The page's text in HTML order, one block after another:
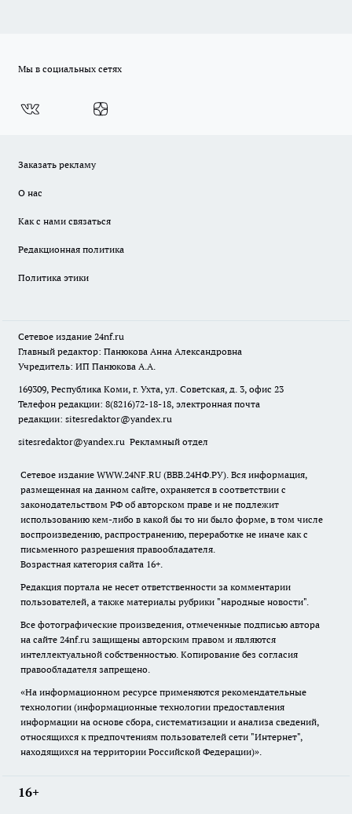
Мы в социальных сетях
Заказать рекламу
О нас
Как с нами связаться
Редакционная политика
Политика этики
Сетевое издание 24nf.ru
Главный редактор: Панюкова Анна Александровна
Учредитель: ИП Панюкова А.А.
169309, Республика Коми, г. Ухта, ул. Советская, д. 3, офис 23
Телефон редакции: 8(8216)72-18-18, электронная почта
редакции: sitesredaktor@yandex.ru
sitesredaktor@yandex.ru Рекламный отдел
Сетевое издание WWW.24NF.RU (ВВВ.24НФ.РУ). Вся информация,
размещенная на данном сайте, охраняется в соответствии с
законодательством РФ об авторском праве и не подлежит
использованию кем-либо в какой бы то ни было форме, в том числе
воспроизведению, распространению, переработке не иначе как с
письменного разрешения правообладателя.
Возрастная категория сайта 16+.
Редакция портала не несет ответственности за комментарии
пользователей, а также материалы рубрики "народные новости".
Все фотографические произведения, отмеченные подписью автора
на сайте 24nf.ru защищены авторским правом и являются
интеллектуальной собственностью. Копирование без согласия
правообладателя запрещено.
«На информационном ресурсе применяются рекомендательные
технологии (информационные технологии предоставления
информации на основе сбора, систематизации и анализа сведений,
относящихся к предпочтениям пользователей сети "Интернет",
находящихся на территории Российской Федерации)».
16+